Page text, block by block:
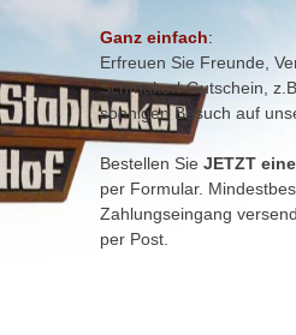
Ganz einfach:
Erfreuen Sie Freunde,
Schmakerl-Gutschein,
sonnigen Besuch auf
Bestellen SieJETZT
per Formular.
Zahlungseingang
per Post.